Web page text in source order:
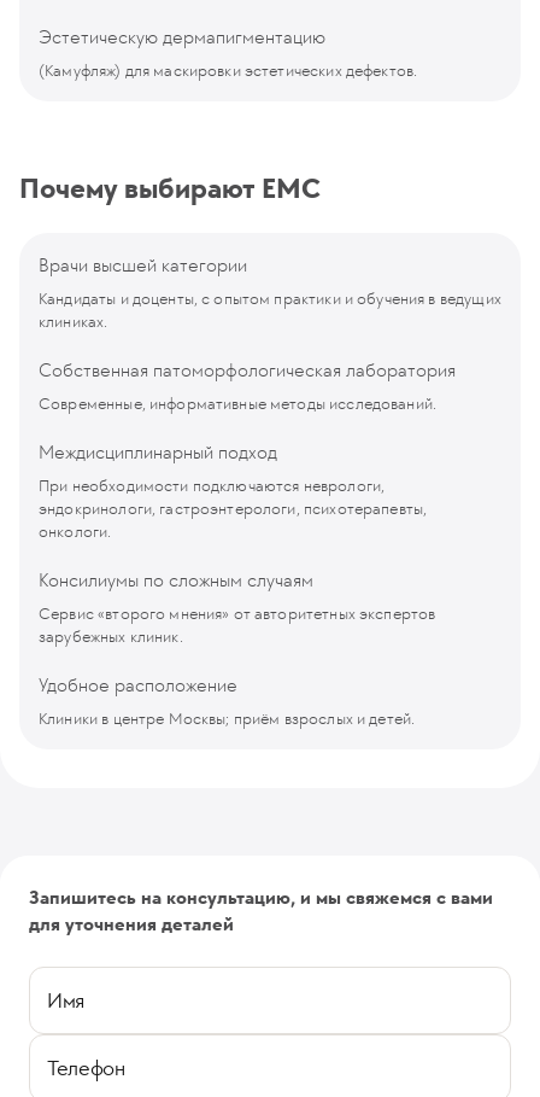
Эстетическую дермапигментацию
(Камуфляж) для маскировки эстетических дефектов.
Почему выбирают EMC
Врачи высшей категории
Кандидаты и доценты, с опытом практики и обучения в ведущих
клиниках.
Собственная патоморфологическая лаборатория
Современные, информативные методы исследований.
Междисциплинарный подход
При необходимости подключаются неврологи,
эндокринологи, гастроэнтерологи, психотерапевты,
онкологи.
Консилиумы по сложным случаям
Сервис «второго мнения» от авторитетных экспертов
зарубежных клиник.
Удобное расположение
Клиники в центре Москвы; приём взрослых и детей.
Запишитесь на консультацию, и мы свяжемся с вами
для уточнения деталей
Имя
Телефон